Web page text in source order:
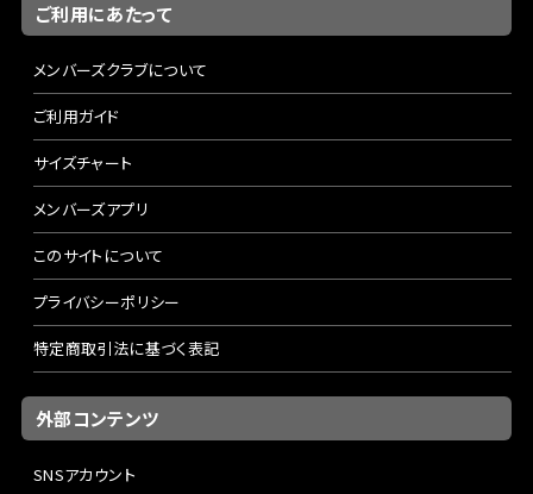
ご利用にあたって
メンバーズクラブについて
ご利用ガイド
サイズチャート
メンバーズアプリ
このサイトについて
プライバシーポリシー
特定商取引法に基づく表記
外部コンテンツ
SNSアカウント